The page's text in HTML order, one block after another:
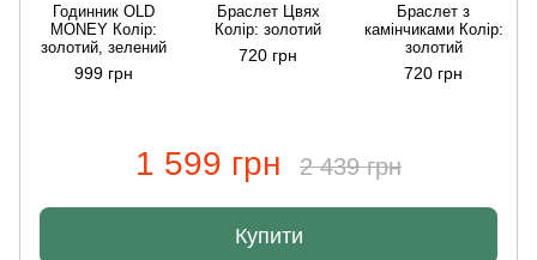
Годинник OLD
MONEY Колір:
золотий, зелений
999 грн
Браслет Цвях
Колір: золотий
720 грн
Браслет з
камінчиками Колір:
золотий
720 грн
1 599 грн 2 439 грн
Купити